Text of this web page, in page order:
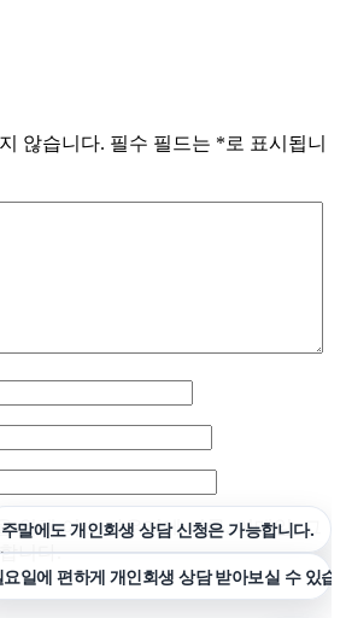
않습니다. 필수 필드는 *로 표시됩니
위해 이 브라우저에 이름, 이메일, 그
니다.